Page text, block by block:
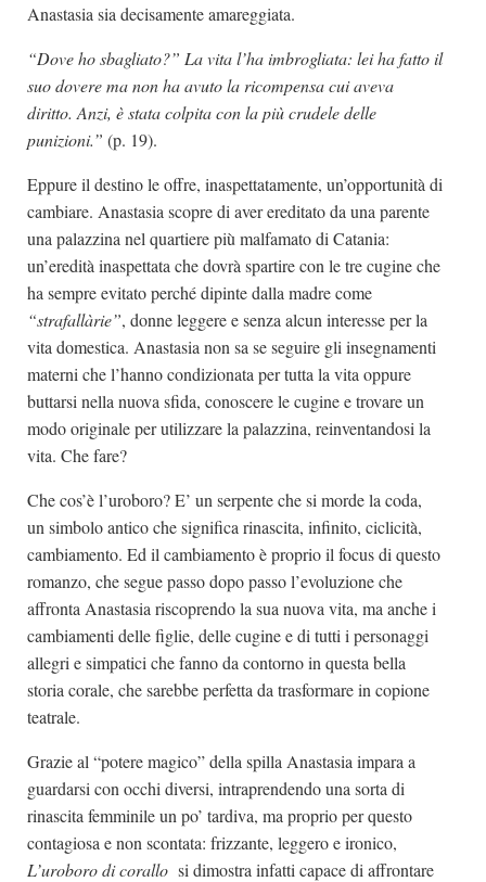
Anastasia sia decisamente amareggiata.
“Dove ho sbagliato?” La vita l’ha imbrogliata: lei ha fatto il
suo dovere ma non ha avuto la ricompensa cui aveva
diritto. Anzi, è stata colpita con la più crudele delle
punizioni.” (p. 19).
Eppure il destino le offre, inaspettatamente, un’opportunità di
cambiare. Anastasia scopre di aver ereditato da una parente
una palazzina nel quartiere più malfamato di Catania:
un’eredità inaspettata che dovrà spartire con le tre cugine che
ha sempre evitato perché dipinte dalla madre come
“strafallàrie”, donne leggere e senza alcun interesse per la
vita domestica. Anastasia non sa se seguire gli insegnamenti
materni che l’hanno condizionata per tutta la vita oppure
buttarsi nella nuova sfida, conoscere le cugine e trovare un
modo originale per utilizzare la palazzina, reinventandosi la
vita. Che fare?
Che cos’è l’uroboro? E’ un serpente che si morde la coda,
un simbolo antico che significa rinascita, infinito, ciclicità,
cambiamento. Ed il cambiamento è proprio il focus di questo
romanzo, che segue passo dopo passo l’evoluzione che
affronta Anastasia riscoprendo la sua nuova vita, ma anche i
cambiamenti delle figlie, delle cugine e di tutti i personaggi
allegri e simpatici che fanno da contorno in questa bella
storia corale, che sarebbe perfetta da trasformare in copione
teatrale.
Grazie al “potere magico” della spilla Anastasia impara a
guardarsi con occhi diversi, intraprendendo una sorta di
rinascita femminile un po’ tardiva, ma proprio per questo
contagiosa e non scontata: frizzante, leggero e ironico,
L’uroboro di corallo si dimostra infatti capace di affrontare